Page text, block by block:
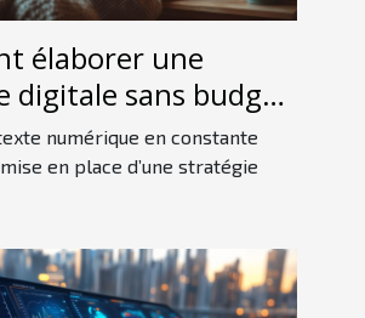
élaborer une
digitale sans budget
?
numérique en constante
en place d’une stratégie